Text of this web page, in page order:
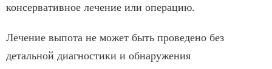
консервативное лечение или операцию.
Лечение выпота не может быть проведено без
детальной диагностики и обнаружения